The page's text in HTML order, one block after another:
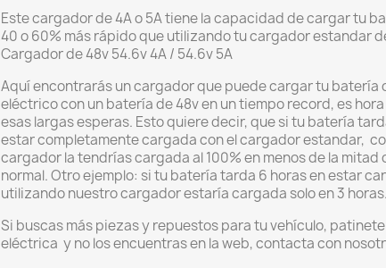
Este cargador de 4A o 5A tiene la capacidad de cargar tu
40 o 60% más rápido que utilizando tu cargador estandar
Cargador de 48v 54.6v 4A / 54.6v 5A
Aquí encontrarás un cargador que puede cargar tu batería
eléctrico con un batería de 48v en un tiempo record, es
esas largas esperas. Esto quiere decir, que si tu batería
estar completamente cargada con el cargador estandar,
cargador la tendrías cargada al 100% en menos de la mitad
normal. Otro ejemplo: si tu batería tarda 6 horas en estar
utilizando nuestro cargador estaría cargada solo en 3 horas.
Si buscas más piezas y repuestos para tu vehículo,
eléctrica y no los encuentras en la web, contacta con